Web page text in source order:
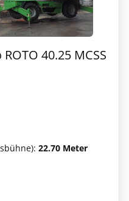
40.25 MCSS
22.70 Meter